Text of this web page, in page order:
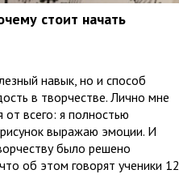
стоит начать
навык, но и способ
в творчестве. Лично мне
от всего: я полностью
выражаю эмоции. И
было решено
об этом говорят ученики